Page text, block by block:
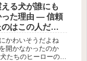
裏庭で見つけた7匹の
える犬が誰にも
った理由 — 信頼
はこの人だっ
かわいそうだよね
開かなかったのか
たちのヒーローの物